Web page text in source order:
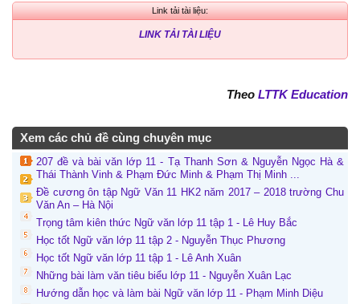
Link tải tài liệu:
LINK TẢI TÀI LIỆU
Theo LTTK Education
Xem các chủ đề cùng chuyên mục
207 đề và bài văn lớp 11 - Tạ Thanh Sơn & Nguyễn Ngọc Hà &
Thái Thành Vinh & Phạm Đức Minh & Phạm Thị Minh ...
Đề cương ôn tập Ngữ Văn 11 HK2 năm 2017 – 2018 trường Chu
Văn An – Hà Nội
Trọng tâm kiên thức Ngữ văn lớp 11 tập 1 - Lê Huy Bắc
Học tốt Ngữ văn lớp 11 tập 2 - Nguyễn Thục Phương
Học tốt Ngữ văn lớp 11 tập 1 - Lê Anh Xuân
Những bài làm văn tiêu biểu lớp 11 - Nguyễn Xuân Lạc
Hướng dẫn học và làm bài Ngữ văn lớp 11 - Phạm Minh Diệu